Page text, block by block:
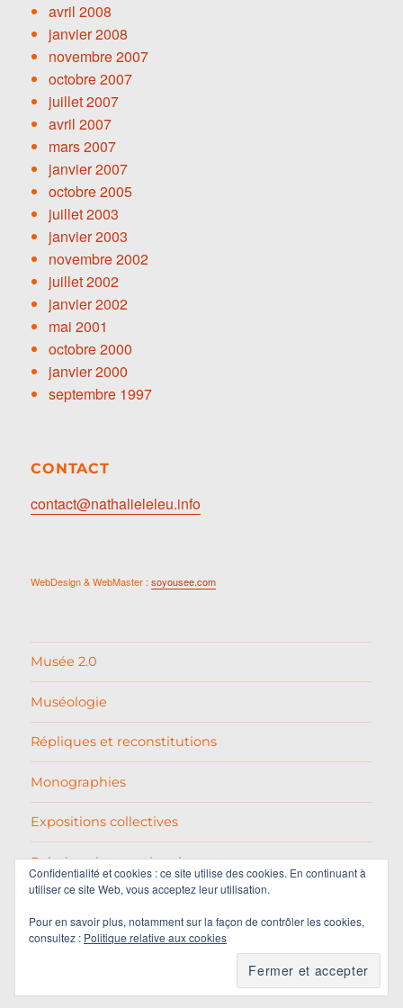
avril 2008
janvier 2008
novembre 2007
octobre 2007
juillet 2007
avril 2007
mars 2007
janvier 2007
octobre 2005
juillet 2003
janvier 2003
novembre 2002
juillet 2002
janvier 2002
mai 2001
octobre 2000
janvier 2000
septembre 1997
CONTACT
contact@nathalieleleu.info
WebDesign & WebMaster :soyousee.com
Musée 2.0
Muséologie
Répliques et reconstitutions
Monographies
Expositions collectives
Relations internationales
Varia
Confidentialité et cookies : ce site utilise des cookies. En continuant à
utiliser ce site Web, vous acceptez leur utilisation.
Pour en savoir plus, notamment sur la façon de contrôler les cookies,
consultez : Politique relative aux cookies